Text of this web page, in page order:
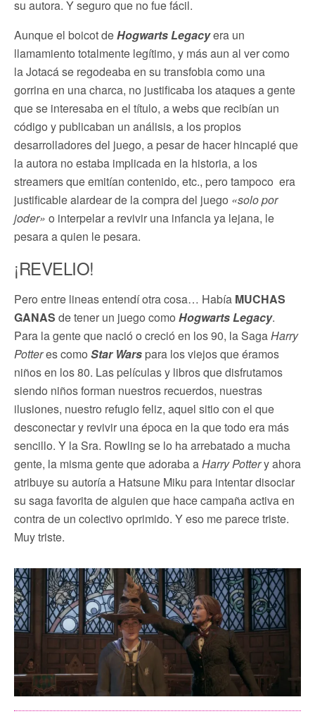
su autora. Y seguro que no fue fácil.
Aunque el boicot deHogwarts Legacyera un
llamamiento totalmente legítimo, y más aun al ver como
la Jotacá se regodeaba en su transfobia como una
gorrina en una charca, no justificaba los ataques a gente
que se interesaba en el título, a webs que recibían un
código y publicaban un análisis, a los propios
desarrolladores del juego, a pesar de hacer hincapié que
la autora no estaba implicada en la historia, a los
streamers que emitían contenido, etc., pero tampoco era
justificable alardear de la compra del juego «solo por
joder» o interpelar a revivir una infancia ya lejana, le
pesara a quien le pesara.
¡REVELIO!
Pero entre lineas entendí otra cosa… Había MUCHAS
GANAS de tener un juego como Hogwarts Legacy.
Para la gente que nació o creció en los 90, la SagaHarry
Potteres como Star Wars para los viejos que éramos
niños en los 80. Las películas y libros que disfrutamos
siendo niños forman nuestros recuerdos, nuestras
ilusiones, nuestro refugio feliz, aquel sitio con el que
desconectar y revivir una época en la que todo era más
sencillo. Y la Sra. Rowling se lo ha arrebatado a mucha
gente, la misma gente que adoraba aHarry Pottery ahora
atribuye su autoría a Hatsune Miku para intentar disociar
su saga favorita de alguien que hace campaña activa en
contra de un colectivo oprimido. Y eso me parece triste.
Muy triste.